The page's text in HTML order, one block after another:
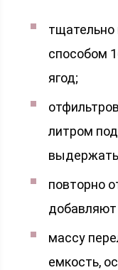
способом
ягод;
литром
повторно
добавляют
массу
емкость,